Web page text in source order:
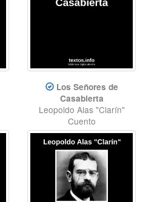
Los Señores de
Casabierta
Leopoldo Alas "Clarín"
Cuento